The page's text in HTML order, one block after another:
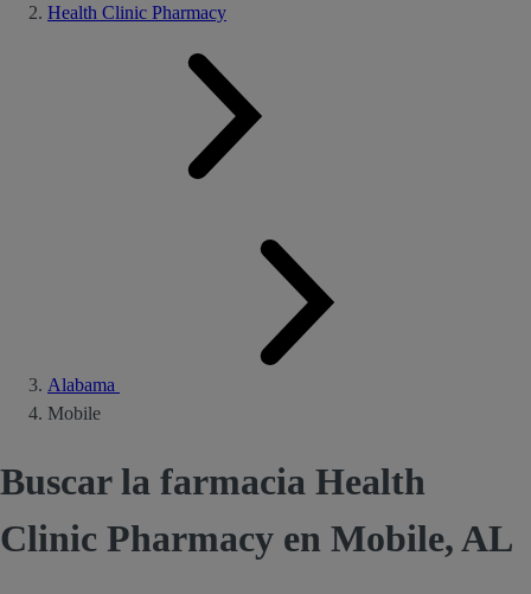
Health Clinic Pharmacy
Alabama
Mobile
Buscar la farmacia Health
Clinic Pharmacy en Mobile, AL